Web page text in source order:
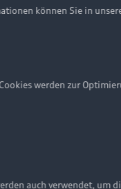
Digital Services
können Sie in
werden zur
auch verwendet, um